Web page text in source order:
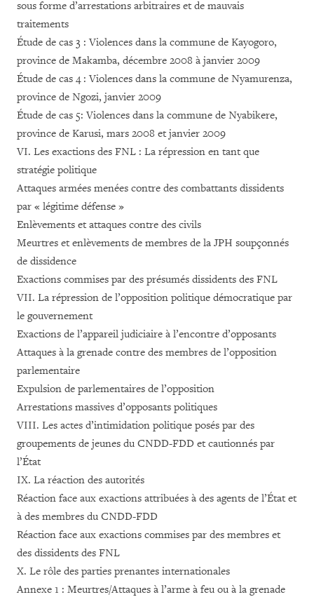
sous forme d’arrestations arbitraires et de mauvais
traitements
Étude de cas 3 : Violences dans la commune de Kayogoro,
province de Makamba, décembre 2008 à janvier 2009
Étude de cas 4 : Violences dans la commune de Nyamurenza,
province de Ngozi, janvier 2009
Étude de cas 5: Violences dans la commune de Nyabikere,
province de Karusi, mars 2008 et janvier 2009
VI. Les exactions des FNL : La répression en tant que
stratégie politique
Attaques armées menées contre des combattants dissidents
par « légitime défense »
Enlèvements et attaques contre des civils
Meurtres et enlèvements de membres de la JPH soupçonnés
de dissidence
Exactions commises par des présumés dissidents des FNL
VII. La répression de l’opposition politique démocratique par
le gouvernement
Exactions de l’appareil judiciaire à l’encontre d’opposants
Attaques à la grenade contre des membres de l’opposition
parlementaire
Expulsion de parlementaires de l’opposition
Arrestations massives d’opposants politiques
VIII. Les actes d’intimidation politique posés par des
groupements de jeunes du CNDD-FDD et cautionnés par
l’État
IX. La réaction des autorités
Réaction face aux exactions attribuées à des agents de l’État et
à des membres du CNDD-FDD
Réaction face aux exactions commises par des membres et
des dissidents des FNL
X. Le rôle des parties prenantes internationales
Annexe 1 : Meurtres/Attaques à l’arme à feu ou à la grenade